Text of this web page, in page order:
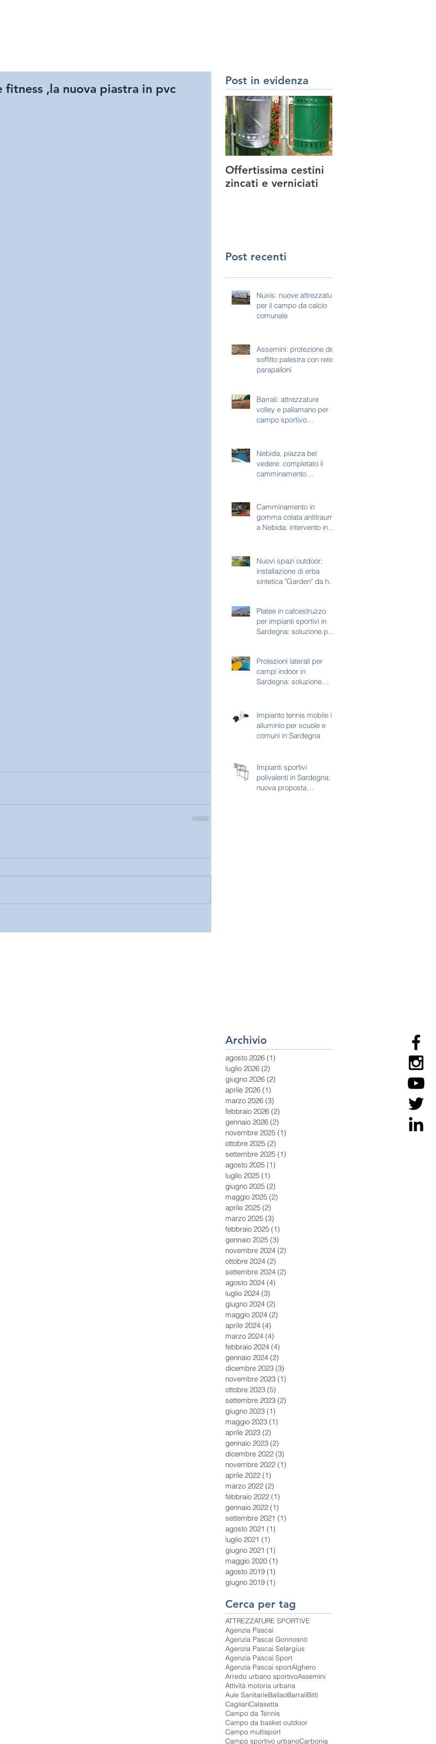
fitness ,la nuova piastra in pvc
Post in evidenza
Offertissima cestini
zincati e verniciati
Post recenti
Nuxis: nuove attrezzature
per il campo da calcio
comunale
Assemini: protezione del
soffitto palestra con rete
parapalloni
Barrali: attrezzature
volley e pallamano per
campo sportivo
Nebida, piazza bel
vedere: completato il
camminamento
Camminamento in
gomma colata antitrauma
a Nebida: intervento in
Nuovi spazi outdoor:
installazione di erba
sintetica "Garden" da h35
Platee in calcestruzzo
per impianti sportivi in
Sardegna: soluzione per
Protezioni laterali per
campi indoor in
Sardegna: soluzione
Impianto tennis mobile in
alluminio per scuole e
comuni in Sardegna
Impianti sportivi
polivalenti in Sardegna:
nuova proposta
Archivio
agosto 2026 (1)
luglio 2026 (2)
giugno 2026 (2)
aprile 2026 (1)
marzo 2026 (3)
febbraio 2026 (2)
gennaio 2026 (2)
novembre 2025 (1)
ottobre 2025 (2)
settembre 2025 (1)
agosto 2025 (1)
luglio 2025 (1)
giugno 2025 (2)
maggio 2025 (2)
aprile 2025 (2)
marzo 2025 (3)
febbraio 2025 (1)
gennaio 2025 (3)
novembre 2024 (2)
ottobre 2024 (2)
settembre 2024 (2)
agosto 2024 (4)
luglio 2024 (3)
giugno 2024 (2)
maggio 2024 (2)
aprile 2024 (4)
marzo 2024 (4)
febbraio 2024 (4)
gennaio 2024 (2)
dicembre 2023 (3)
novembre 2023 (1)
ottobre 2023 (5)
settembre 2023 (2)
giugno 2023 (1)
maggio 2023 (1)
aprile 2023 (2)
gennaio 2023 (2)
dicembre 2022 (3)
novembre 2022 (1)
aprile 2022 (1)
marzo 2022 (2)
febbraio 2022 (1)
gennaio 2022 (1)
settembre 2021 (1)
agosto 2021 (1)
luglio 2021 (1)
giugno 2021 (1)
maggio 2020 (1)
agosto 2019 (1)
giugno 2019 (1)
Cerca per tag
ATTREZZATURE SPORTIVE
Agenzia Pascai
Agenzia Pascai Gonnosnò
Agenzia Pascai Selargius
Agenzia Pascai Sport
Agenzia Pascai sportAlghero
Arredo urbano sportivoAssemini
Attività motoria urbana
Aule SanitarieBallaoBarraliBitti
CagliariCalasetta
Campo da Tennis
Campo da basket outdoor
Campo multisport
Campo sportivo urbanoCarbonia